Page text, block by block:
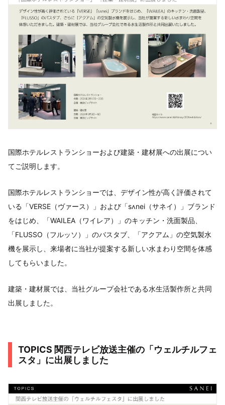
国際ホテルレストランショーおよび建築・建材展への出展につい
てご説明します。
国際ホテルレストランショーでは、デザイン性が高く評価されて
いる「VERSE（ヴァース）」および「sʌnei（サネイ）」ブランド
をはじめ、「WAILEA（ワイレア）」のキッチン・洗面製品、
「FLUSSO（フルッソ）」のバスタブ、「アクアム」の空気製水
機を展示し、来場者に当社が提案する新しい水まわり空間を体感
してもらいました。
建築・建材展では、当社グループ会社である水生活製作所と共同
出展しました。
TOPICS 関西テレビ放送主催の「ウェルチルフェ
スタ」に出展しました